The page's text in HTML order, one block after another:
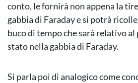
conto, le fornirà non appena la
gabbia di Faraday e si potrà
buco di tempo che sarà relativo al
stato nella gabbia di Faraday.
Si parla poi di analogico come